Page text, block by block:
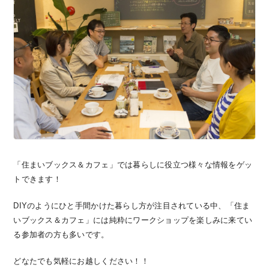
「住まいブックス＆カフェ」では暮らしに役立つ様々な情報をゲッ
トできます！
DIYのようにひと手間かけた暮らし方が注目されている中、「住ま
いブックス＆カフェ」には純粋にワークショップを楽しみに来てい
る参加者の方も多いです。
どなたでも気軽にお越しください！！